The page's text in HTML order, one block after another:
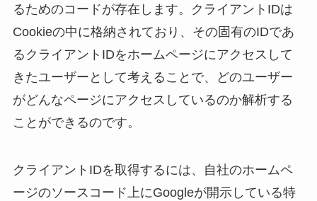
るためのコードが存在します。クライアントIDは
Cookieの中に格納されており、その固有のIDであ
るクライアントIDをホームページにアクセスして
きたユーザーとして考えることで、どのユーザー
がどんなページにアクセスしているのか解析する
ことができるのです。
クライアントIDを取得するには、自社のホームペ
ージのソースコード上にGoogleが開示している特